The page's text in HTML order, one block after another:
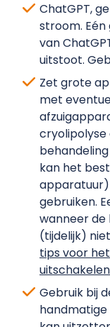
ChatGPT,
stroom.
van
uitstoot.
Zet grote
met
kan het
gebruiken.
wanneer de
(tijdelijk)
tips voor
Gebruik bij